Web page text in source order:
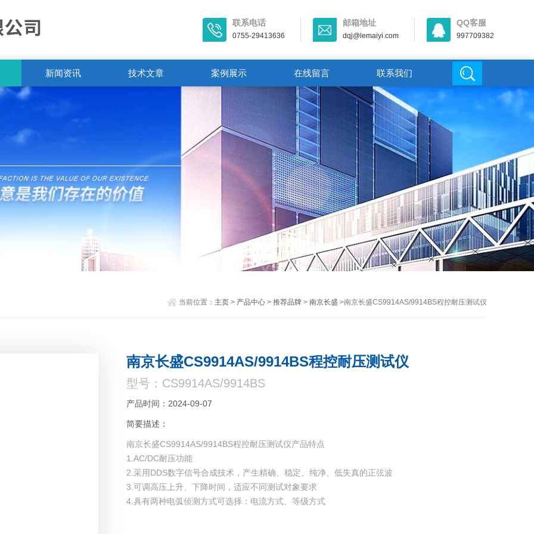
联系电话
0755-29413636
邮箱地址
dqj@lemaiyi.com
QQ客服
997709382
新闻资讯 技术文章 案例展示 在线留言 联系我们
当前位置： 主页> 产品中心> 推荐品牌> 南京长盛 >南京长盛CS9914AS/9914BS程控耐压测试仪
南京长盛CS9914AS/9914BS程控耐压测试仪
型号：CS9914AS/9914BS
产品时间：2024-09-07
简要描述：
南京长盛CS9914AS/9914BS程控耐压测试仪产品特点
1.AC/DC耐压功能
2.采用DDS数字信号合成技术，产生精确、稳定、纯净、低失真的正弦波
3.可调高压上升、下降时间，适应不同测试对象要求
4.具有两种电弧侦测方式可选择：电流方式、等级方式